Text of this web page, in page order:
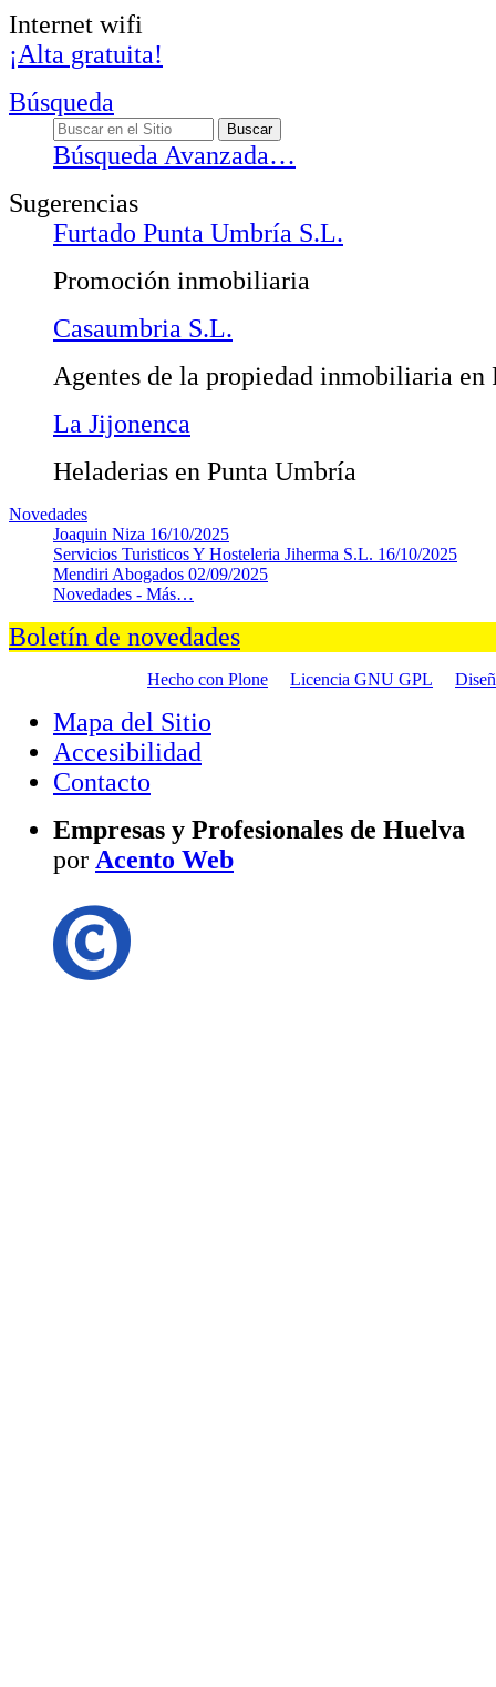
Internet wifi
¡Alta gratuita!
Búsqueda
Búsqueda Avanzada…
Sugerencias
Furtado Punta Umbría S.L.
Promoción inmobiliaria
Casaumbria S.L.
Agentes de la propiedad inmobiliaria en
La Jijonenca
Heladerias en Punta Umbría
Novedades
Joaquin Niza 16/10/2025
Servicios Turisticos Y Hosteleria Jiherma S.L. 16/10/2025
Mendiri Abogados 02/09/2025
Novedades - Más…
Boletín de novedades
Hecho con Plone Licencia GNU GPL
Mapa del Sitio
Accesibilidad
Contacto
Empresas y Profesionales de Huelva
por Acento Web